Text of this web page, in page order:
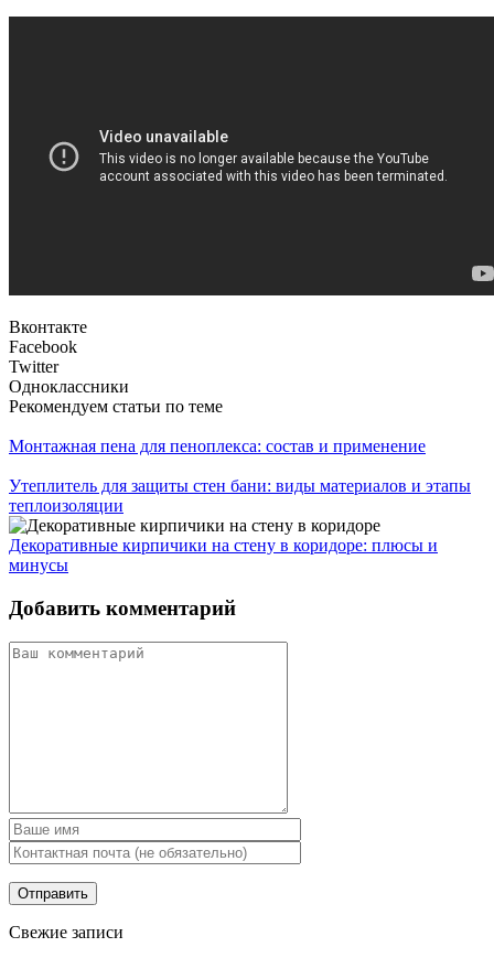
Вконтакте
Facebook
Twitter
Одноклассники
Рекомендуем статьи по теме
Монтажная пена для пеноплекса: состав и применение
Утеплитель для защиты стен бани: виды материалов и этапы
теплоизоляции
Декоративные кирпичики на стену в коридоре: плюсы и
минусы
Добавить комментарий
Свежие записи